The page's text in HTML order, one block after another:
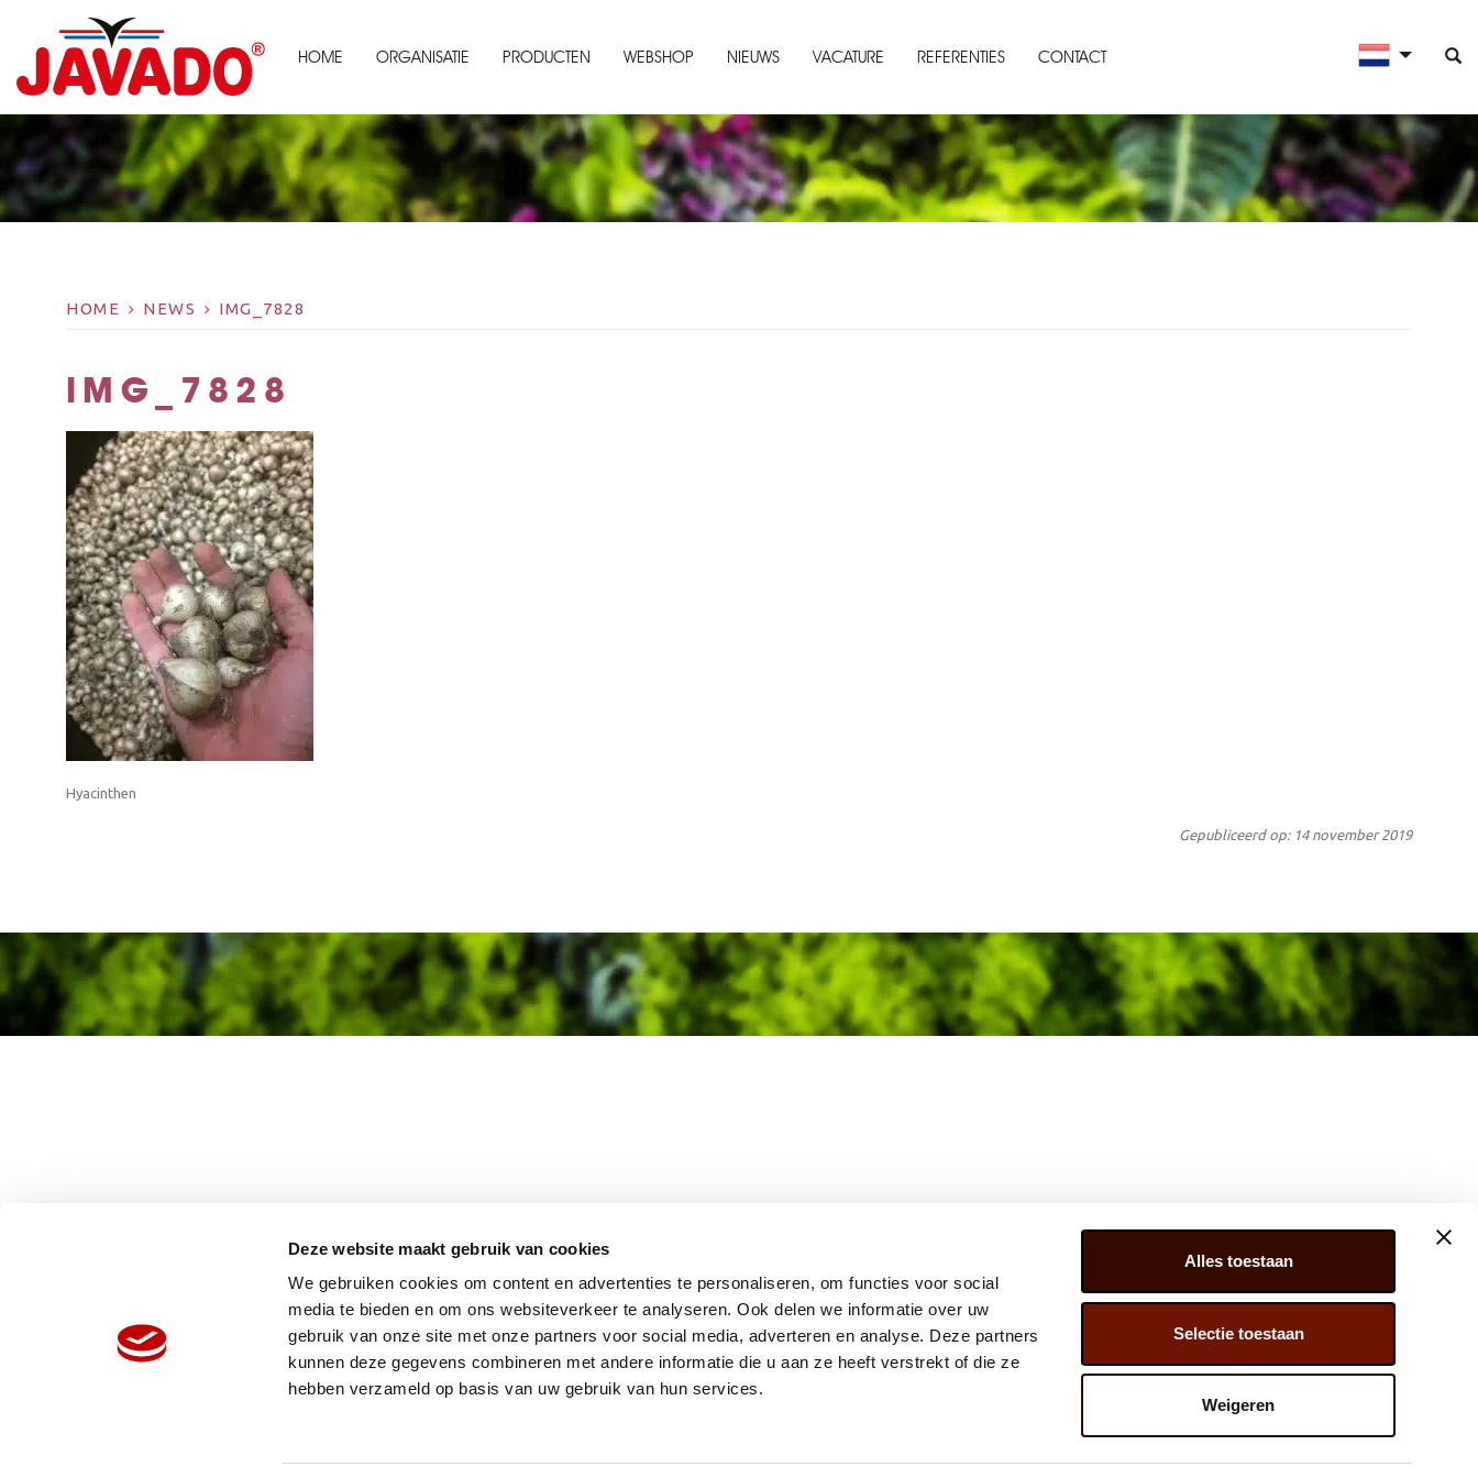
Deze website maakt gebruik van cookies
We gebruiken cookies om content en advertenties te personaliseren, om functies voor social
media te bieden en om ons websiteverkeer te analyseren. Ook delen we informatie over uw
gebruik van onze site met onze partners voor social media, adverteren en analyse. Deze partners
kunnen deze gegevens combineren met andere informatie die u aan ze heeft verstrekt of die ze
hebben verzameld op basis van uw gebruik van hun services.
Alles toestaan
Selectie toestaan
Weigeren
HOME ORGANISATIE PRODUCTEN WEBSHOP NIEUWS VACATURE REFERENTIES CONTACT
HOME NEWS IMG_7828
IMG_7828
Hyacinthen
Gepubliceerd op: 14 november 2019
HOME
REFERENTIES
WEBSHOP
PRIVACY STATEMENT
CONTACT
JUPITER 279, 2675 LW, HONSELERSDIJK,
NL
INFO@JAVADOPLANT.COM